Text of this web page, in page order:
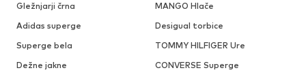
Gležnjarji črna
MANGO Hlače
Adidas superge
Desigual torbice
Superge bela
TOMMY HILFIGER Ure
Dežne jakne
CONVERSE Superge